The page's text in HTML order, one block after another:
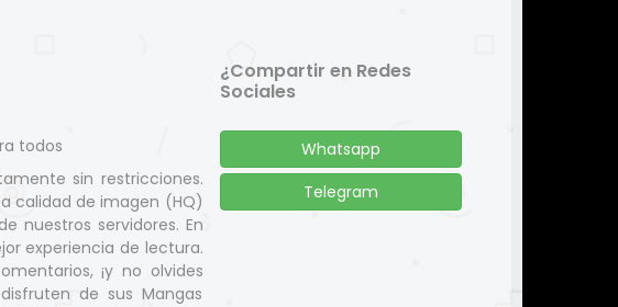
todos
sin restricciones.
calidad de imagen (HQ)
nuestros servidores. En
experiencia de lectura.
¡y no olvides
de sus Mangas
¿Compartir en Redes
Sociales
Whatsapp
Telegram